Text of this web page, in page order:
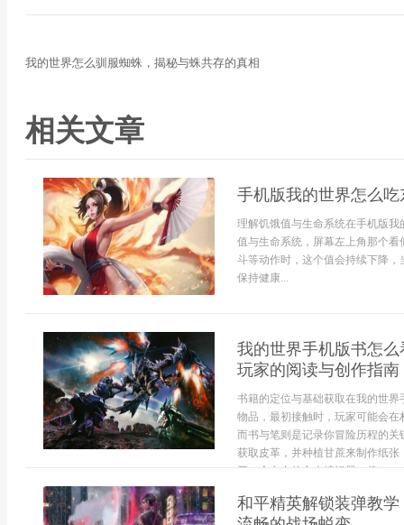
我的世界怎么驯服蜘蛛，揭秘与蛛共存的真相
相关文章
手机版我的世界怎么
理解饥饿值与生命系统在手机版
值与生命系统，屏幕左上角那个
斗等动作时，这个值会持续下降
保持健康...
我的世界手机版书怎
玩家的阅读与创作指南
书籍的定位与基础获取在我的世
物品，最初接触时，玩家可能会
而书与笔则是记录你冒险历程的
获取皮革，并种植甘蔗来制作纸
开一个自由的文本编辑器，将...
和平精英解锁装弹教